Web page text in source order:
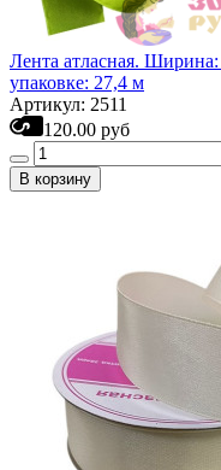
Лента атласная.
упаковке: 27,4 м
Артикул: 2511
120.00 руб
В корзину